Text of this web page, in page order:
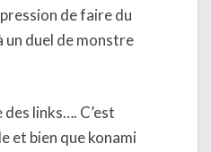
de faire du
un duel de monstre
des links…. C’est
et bien que konami